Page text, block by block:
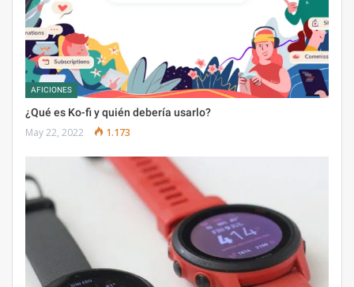
AFICIONES
¿Qué es Ko-fi y quién debería usarlo?
May 22, 2022 1.173